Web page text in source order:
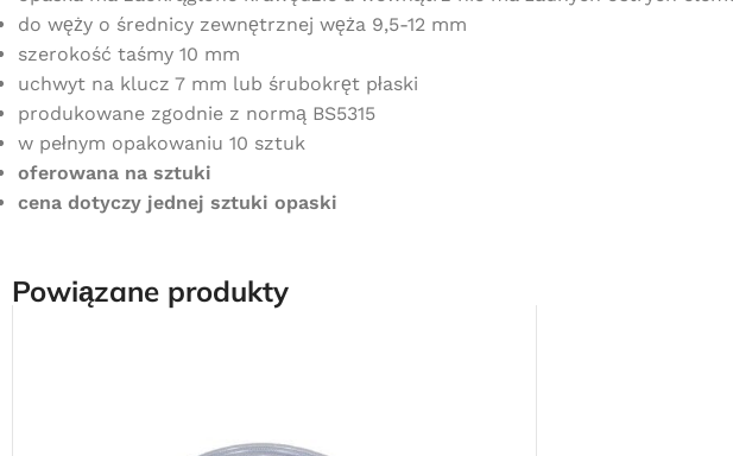
do węży o średnicy zewnętrznej węża 9,5-12 mm
szerokość taśmy 10 mm
uchwyt na klucz 7 mm lub śrubokręt płaski
produkowane zgodnie z normą BS5315
w pełnym opakowaniu 10 sztuk
oferowana na sztuki
cena dotyczy jednej sztuki opaski
Powiązane produkty